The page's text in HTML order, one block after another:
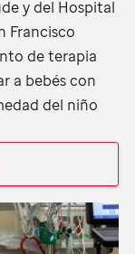
y del Hospital
Francisco
de terapia
a bebés con
del niño